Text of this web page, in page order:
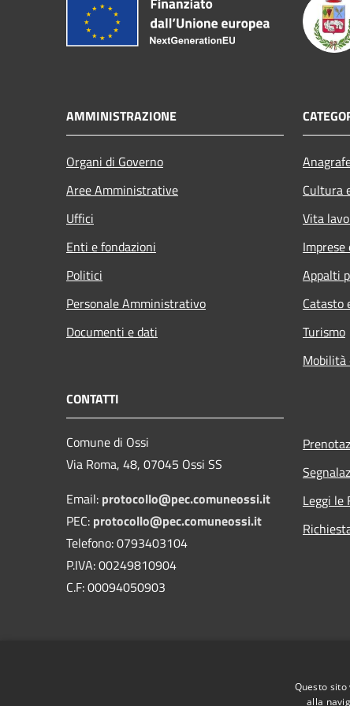
AMMINISTRAZIONE
Organi di Governo
Aree Amministrative
Uffici
Enti e fondazioni
Politici
Personale Amministrativo
Documenti e dati
Cultura
Vita
Imprese
Appalti
Catasto
Turismo
CONTATTI
Comune di Ossi
Via Roma, 48, 07045 Ossi SS
Email: protocollo@pec.comuneossi.it
PEC: protocollo@pec.comuneossi.it
Telefono: 0793403104
P.IVA: 00249810904
C.F: 00094050903
Leggi le
Questo
alla